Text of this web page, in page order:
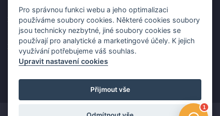
Kup špekáčky od Váhaly a vyhraj s naCOOPkou sekerku Fiskars
29.07
Prokop pro Vás vybírá na víkendovku ty nejlepší ceny z letáku!
29.07
Pro správnou funkci webu a jeho optimalizaci
používáme soubory cookies. Některé cookies soubory
jsou technicky nezbytné, jiné soubory cookies se
používají pro analytické a marketingové účely. K jejich
využívání potřebujeme váš souhlas.
Upravit nastavení cookies
Přijmout vše